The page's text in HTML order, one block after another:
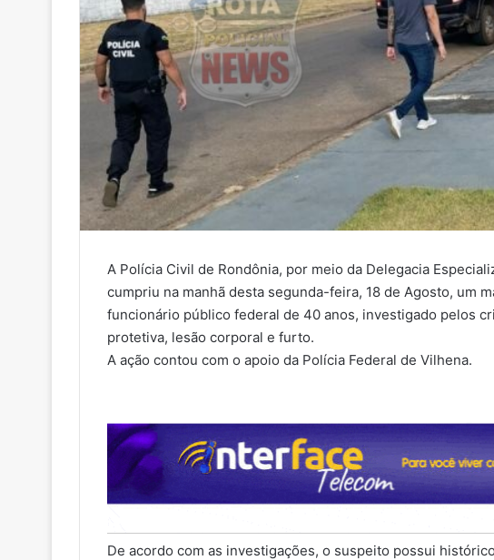
A Polícia Civil de Rondônia, por meio da Delegacia
cumpriu na manhã desta segunda-feira, 18 de Agosto, um
funcionário público federal de 40 anos, investigado pelos
protetiva, lesão corporal e furto.
A ação contou com o apoio da Polícia Federal de Vilhena.
De acordo com as investigações, o suspeito possui